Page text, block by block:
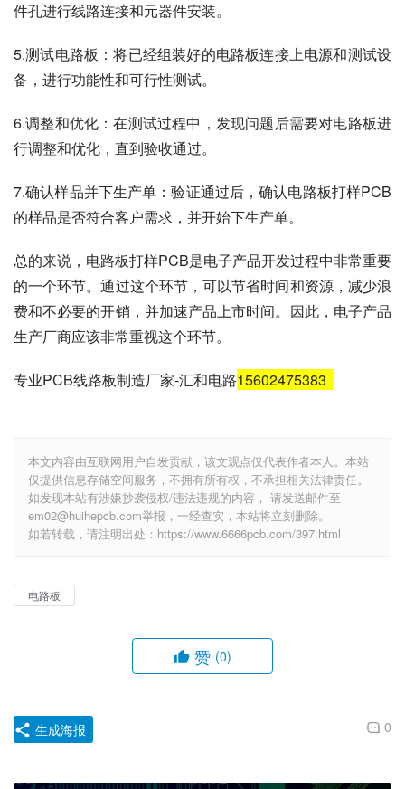
件孔进行线路连接和元器件安装。
5.测试电路板：将已经组装好的电路板连接上电源和测试设
备，进行功能性和可行性测试。
6.调整和优化：在测试过程中，发现问题后需要对电路板进
行调整和优化，直到验收通过。
7.确认样品并下生产单：验证通过后，确认电路板打样PCB
的样品是否符合客户需求，并开始下生产单。
总的来说，电路板打样PCB是电子产品开发过程中非常重要
的一个环节。通过这个环节，可以节省时间和资源，减少浪
费和不必要的开销，并加速产品上市时间。因此，电子产品
生产厂商应该非常重视这个环节。
专业PCB线路板制造厂家-汇和电路15602475383
本文内容由互联网用户自发贡献，该文观点仅代表作者本人。本站
仅提供信息存储空间服务，不拥有所有权，不承担相关法律责任。
如发现本站有涉嫌抄袭侵权/违法违规的内容， 请发送邮件至
em02@huihepcb.com举报，一经查实，本站将立刻删除。
如若转载，请注明出处：https://www.6666pcb.com/397.html
电路板
赞 (0)
0
生成海报